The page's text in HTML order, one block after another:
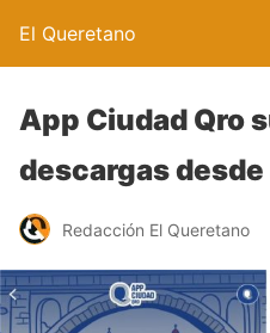
El Queretano
App Ciudad Qro
descargas
Redacción El Queretano